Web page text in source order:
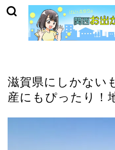
滋賀県にしかない
産にもぴったり！